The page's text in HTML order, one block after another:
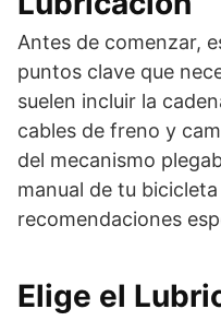
Antes de comenzar,
puntos clave que
suelen incluir la
cables de freno y
del mecanismo
manual de tu
recomendaciones
Elige el